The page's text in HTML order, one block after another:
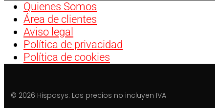
Quienes Somos
Área de clientes
Aviso legal
Política de privacidad
Política de cookies
© 2026 Hispasys. Los precios no incluyen IVA